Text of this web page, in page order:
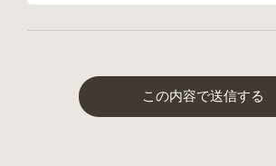
この内容で送信する